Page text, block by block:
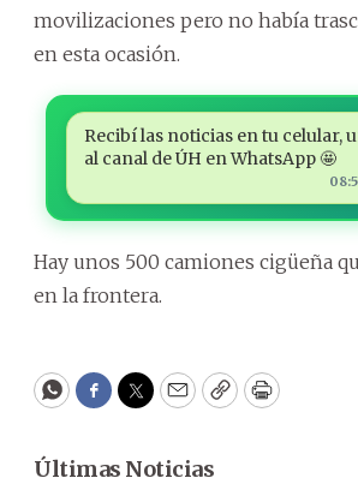
movilizaciones pero no había
en esta ocasión.
Recibí las noticias en tu celular,
al canal de ÚH en WhatsApp 🤩
Hay unos 500 camiones cigüeña
en la frontera.
WhatsApp
Facebook
Twitter
EmailCopyPrint
Últimas Noticias